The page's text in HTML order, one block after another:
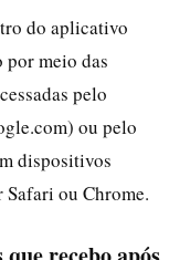
do aplicativo
meio das
pelo
ou pelo
dispositivos
Safari ou Chrome.